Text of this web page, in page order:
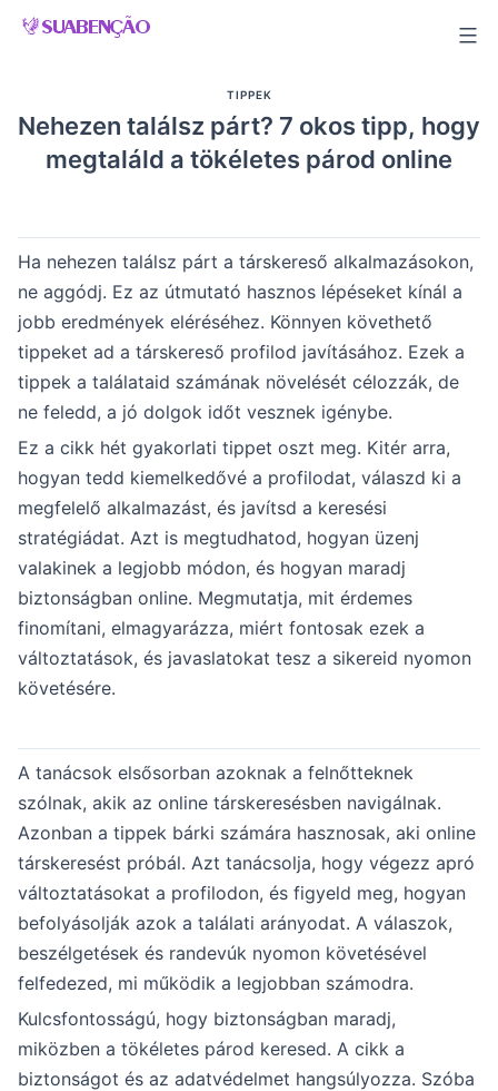
Skip
TIPPEK
Nehezen találsz párt? 7 okos tipp, hogy
megtaláld a tökéletes párod online
Ha nehezen találsz párt a társkereső alkalmazásokon,
ne aggódj. Ez az útmutató hasznos lépéseket kínál a
jobb eredmények eléréséhez. Könnyen követhető
tippeket ad a társkereső profilod javításához. Ezek a
tippek a találataid számának növelését célozzák, de
ne feledd, a jó dolgok időt vesznek igénybe.
Ez a cikk hét gyakorlati tippet oszt meg. Kitér arra,
hogyan tedd kiemelkedővé a profilodat, válaszd ki a
megfelelő alkalmazást, és javítsd a keresési
stratégiádat. Azt is megtudhatod, hogyan üzenj
valakinek a legjobb módon, és hogyan maradj
biztonságban online. Megmutatja, mit érdemes
finomítani, elmagyarázza, miért fontosak ezek a
változtatások, és javaslatokat tesz a sikereid nyomon
követésére.
A tanácsok elsősorban azoknak a felnőtteknek
szólnak, akik az online társkeresésben navigálnak.
Azonban a tippek bárki számára hasznosak, aki online
társkeresést próbál. Azt tanácsolja, hogy végezz apró
változtatásokat a profilodon, és figyeld meg, hogyan
befolyásolják azok a találati arányodat. A válaszok,
beszélgetések és randevúk nyomon követésével
felfedezed, mi működik a legjobban számodra.
Kulcsfontosságú, hogy biztonságban maradj,
miközben a tökéletes párod keresed. A cikk a
biztonságot és az adatvédelmet hangsúlyozza. Szóba